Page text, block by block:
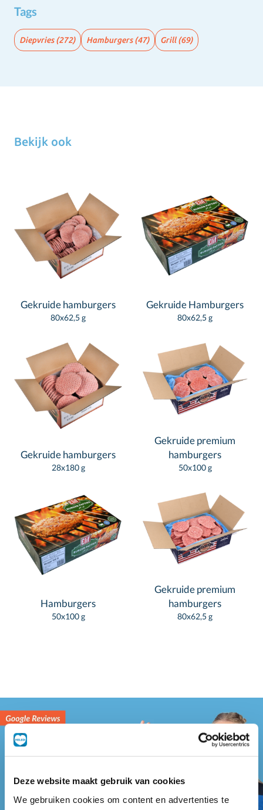
Deze website maakt gebruik van cookies
We gebruiken cookies om content en advertenties te
Tags
Diepvries(272) Hamburgers(47) Grill(69)
Bekijk ook
Gekruide hamburgers
80x62,5 g
Gekruide Hamburgers
80x62,5 g
Gekruide hamburgers
28x180 g
Gekruide premium
hamburgers
50x100 g
Hamburgers
50x100 g
Gekruide premium
hamburgers
80x62,5 g